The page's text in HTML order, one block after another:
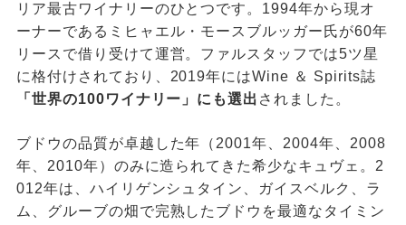
リア最古ワイナリーのひとつです。1994年から現オ
ーナーであるミヒャエル・モースブルッガー氏が60年
リースで借り受けて運営。ファルスタッフでは5ツ星
に格付けされており、2019年にはWine ＆ Spirits誌
「世界の100ワイナリー」にも選出 されました。
ブドウの品質が卓越した年（2001年、2004年、2008
年、2010年）のみに造られてきた希少なキュヴェ。2
012年は、ハイリゲンシュタイン、ガイスベルク、ラ
ム、グルーブの畑で完熟したブドウを最適なタイミン